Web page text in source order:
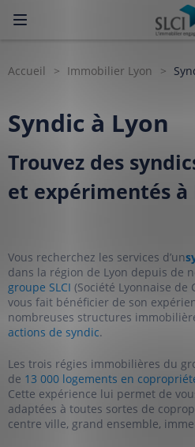
Accueil Immobilier Lyon
Syndic à Lyon
Trouvez des
et expérimentés à
Vous recherchez les services d’un
dans la région de Lyon depuis de
groupe SLCI (Société Lyonnaise
vous fait bénéficier de son
nombreuses structures
actions de syndic.
Les trois régies immobilières du
de 13 000 logements en
Cette expérience lui permet de
adaptées à toutes sortes de
centre ville, grand ensemble,